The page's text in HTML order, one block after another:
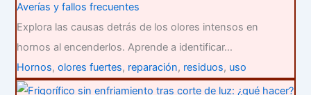
Averías y fallos frecuentes
Explora las causas detrás de los olores intensos en
hornos al encenderlos. Aprende a identificar…
Hornos,olores fuertes, reparación, residuos, uso